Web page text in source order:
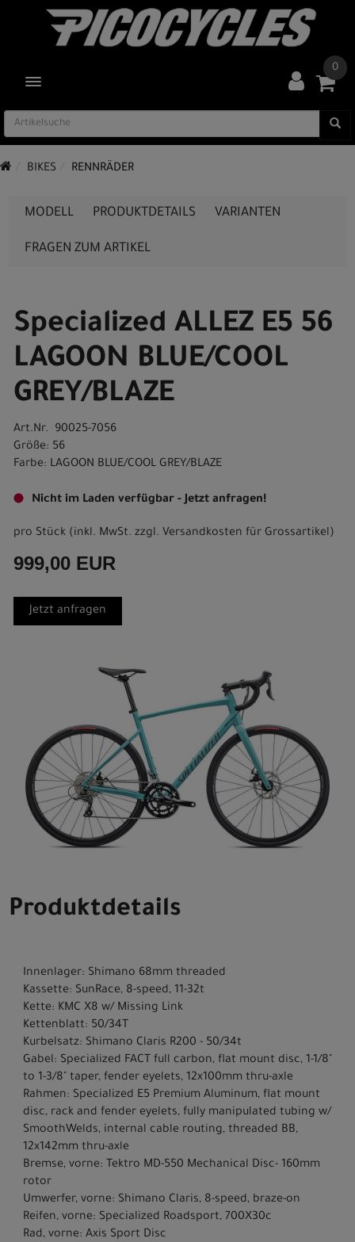
TOGGLE NAVIGATION
0
BIKES RENNRÄDER
MODELL PRODUKTDETAILS VARIANTEN
FRAGEN ZUM ARTIKEL
Specialized ALLEZ E5 56
LAGOON BLUE/COOL
GREY/BLAZE
Art.Nr. 90025-7056
Größe: 56
Farbe: LAGOON BLUE/COOL GREY/BLAZE
Nicht im Laden verfügbar - Jetzt anfragen!
pro Stück (inkl. MwSt. zzgl. Versandkosten für Grossartikel)
999,00 EUR
Jetzt anfragen
Produktdetails
Innenlager: Shimano 68mm threaded
Kassette: SunRace, 8-speed, 11-32t
Kette: KMC X8 w/ Missing Link
Kettenblatt: 50/34T
Kurbelsatz: Shimano Claris R200 - 50/34t
Gabel: Specialized FACT full carbon, flat mount disc, 1-1/8"
to 1-3/8" taper, fender eyelets, 12x100mm thru-axle
Rahmen: Specialized E5 Premium Aluminum, flat mount
disc, rack and fender eyelets, fully manipulated tubing w/
SmoothWelds, internal cable routing, threaded BB,
12x142mm thru-axle
Bremse, vorne: Tektro MD-550 Mechanical Disc- 160mm
rotor
Umwerfer, vorne: Shimano Claris, 8-speed, braze-on
Reifen, vorne: Specialized Roadsport, 700X30c
Rad, vorne: Axis Sport Disc